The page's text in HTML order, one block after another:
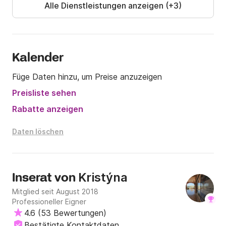
Alle Dienstleistungen anzeigen (+3)
Kalender
Füge Daten hinzu, um Preise anzuzeigen
Preisliste sehen
Rabatte anzeigen
Daten löschen
Inserat von Kristýna
Mitglied seit August 2018
Professioneller Eigner
4.6 (53 Bewertungen)